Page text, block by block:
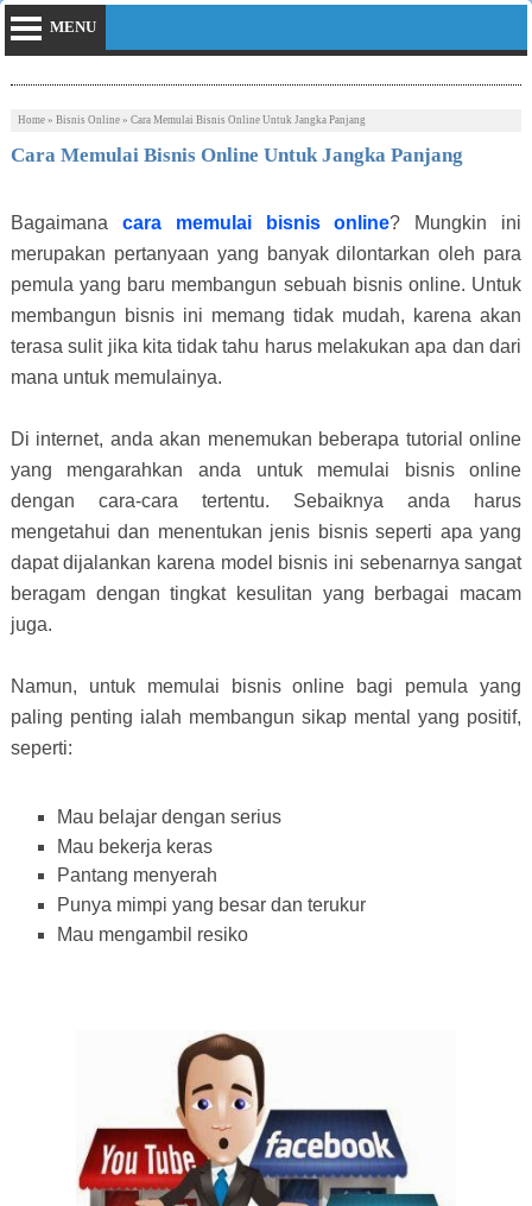
MENU
Home» Bisnis Online» Cara Memulai Bisnis Online Untuk Jangka Panjang
Cara Memulai Bisnis Online Untuk Jangka Panjang
Bagaimana cara memulai bisnis online? Mungkin ini
merupakan pertanyaan yang banyak dilontarkan oleh para
pemula yang baru membangun sebuah bisnis online. Untuk
membangun bisnis ini memang tidak mudah, karena akan
terasa sulit jika kita tidak tahu harus melakukan apa dan dari
mana untuk memulainya.
Di internet, anda akan menemukan beberapa tutorial online
yang mengarahkan anda untuk memulai bisnis online
dengan cara-cara tertentu. Sebaiknya anda harus
mengetahui dan menentukan jenis bisnis seperti apa yang
dapat dijalankan karena model bisnis ini sebenarnya sangat
beragam dengan tingkat kesulitan yang berbagai macam
juga.
Namun, untuk memulai bisnis online bagi pemula yang
paling penting ialah membangun sikap mental yang positif,
seperti:
Mau belajar dengan serius
Mau bekerja keras
Pantang menyerah
Punya mimpi yang besar dan terukur
Mau mengambil resiko